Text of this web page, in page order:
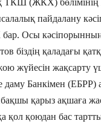
пайдалану
Осы
біздің қаладағы
жүйесін жақсарту
Банкімен (ЕБРР)
қарыз ақшаға
қол қоюдан бас